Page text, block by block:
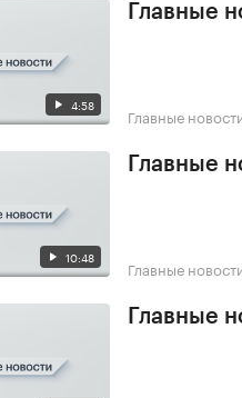
4:58
Главные
Главные
10:48
Главные
Главные
Главные